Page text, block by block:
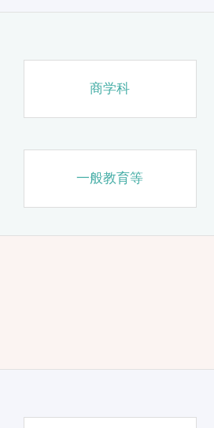
商学科
一般教育等